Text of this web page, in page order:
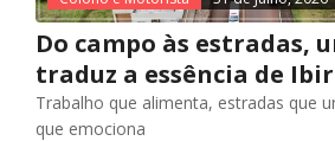
Do campo às estradas,
traduz a essência de
Trabalho que alimenta, estradas que
que emociona